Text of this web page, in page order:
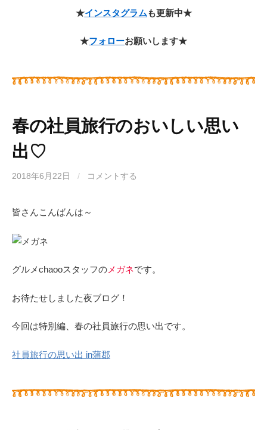
★インスタグラムも更新中★
★フォローお願いします★
春の社員旅行のおいしい思い
出♡
2018年6月22日 / コメントする
皆さんこんばんは～
グルメchaooスタッフの メガネです。
お待たせしました夜ブログ！
今回は特別編、春の社員旅行の思い出です。
社員旅行の思い出 in蒲郡